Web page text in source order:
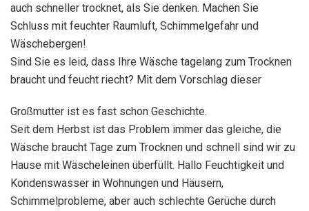
auch schneller trocknet, als Sie denken. Machen Sie
Schluss mit feuchter Raumluft, Schimmelgefahr und
Wäschebergen!
Sind Sie es leid, dass Ihre Wäsche tagelang zum Trocknen
braucht und feucht riecht? Mit dem Vorschlag dieser
Großmutter ist es fast schon Geschichte.
Seit dem Herbst ist das Problem immer das gleiche, die
Wäsche braucht Tage zum Trocknen und schnell sind wir zu
Hause mit Wäscheleinen überfüllt. Hallo Feuchtigkeit und
Kondenswasser in Wohnungen und Häusern,
Schimmelprobleme, aber auch schlechte Gerüche durch